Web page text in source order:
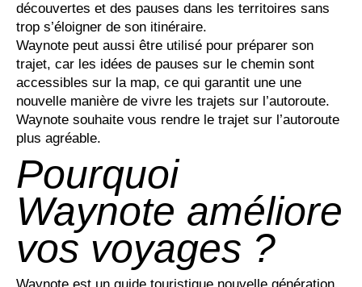
découvertes et des pauses dans les territoires sans
trop s’éloigner de son itinéraire.
Waynote peut aussi être utilisé pour préparer son
trajet, car les idées de pauses sur le chemin sont
accessibles sur la map, ce qui garantit une une
nouvelle manière de vivre les trajets sur l’autoroute.
Waynote souhaite vous rendre le trajet sur l’autoroute
plus agréable.
Pourquoi
Waynote améliore
vos voyages ?